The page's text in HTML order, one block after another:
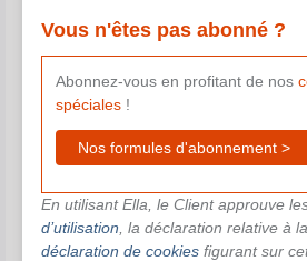
Vous n'êtes pas abonné ?
Abonnez-vous en profitant de nos
spéciales!
Nos formules d'abonnement >
En utilisant Ella, le Client approuve
d’utilisation , la déclaration relative à la
déclaration de cookiesfigurant sur